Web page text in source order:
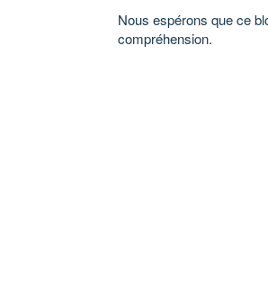
Nous espérons que ce
compréhension.